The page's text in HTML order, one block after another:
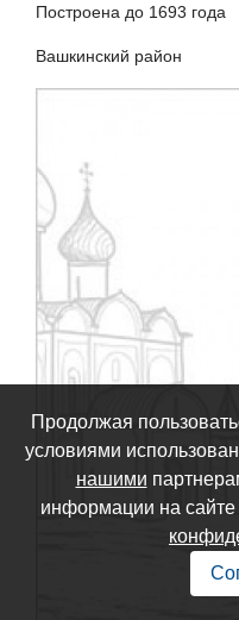
Построена до 1693 года
Вашкинский район
Продолжая
условиями
нашими
информации на сайте